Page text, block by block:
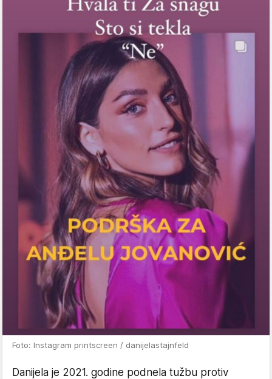
Foto: Instagram printscreen / danijelastajnfeld
Danijela je 2021. godine podnela tužbu protiv